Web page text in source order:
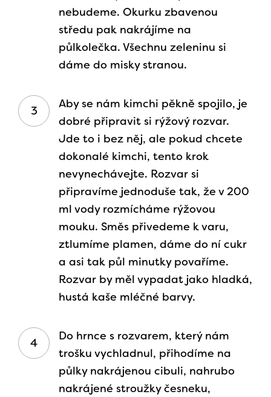
nebudeme. Okurku zbavenou
středu pak nakrájíme na
půlkolečka. Všechnu zeleninu si
dáme do misky stranou.
Aby se nám kimchi pěkně spojilo, je
dobré připravit si rýžový rozvar.
Jde to i bez něj, ale pokud chcete
dokonalé kimchi, tento krok
nevynechávejte. Rozvar si
připravíme jednoduše tak, že v 200
ml vody rozmícháme rýžovou
mouku. Směs přivedeme k varu,
ztlumíme plamen, dáme do ní cukr
a asi tak půl minutky povaříme.
Rozvar by měl vypadat jako hladká,
hustá kaše mléčné barvy.
Do hrnce s rozvarem, který nám
trošku vychladnul, přihodíme na
půlky nakrájenou cibuli, nahrubo
nakrájené stroužky česneku,